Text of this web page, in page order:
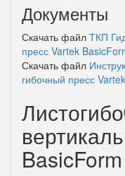
Документы
Скачать файл ТКП
пресс Vartek
Скачать файл
гибочный пресс